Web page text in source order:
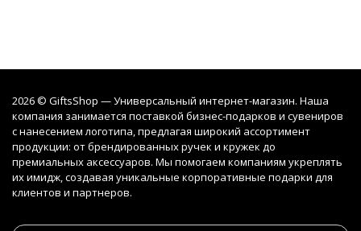
2026 © GiftsShop — Универсальный интернет-магазин. Наша
компания занимается поставкой бизнес-подарков и сувениров
с нанесением логотипа, предлагая широкий ассортимент
продукции: от брендированных ручек и кружек до
премиальных аксессуаров. Мы помогаем компаниям укреплять
их имидж, создавая уникальные корпоративные подарки для
клиентов и партнеров.